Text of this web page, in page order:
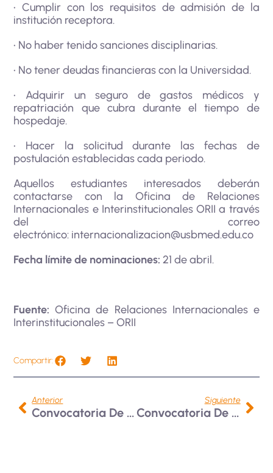
• Cumplir con los requisitos de admisión de la
institución receptora.
• No haber tenido sanciones disciplinarias.
• No tener deudas financieras con la Universidad.
• Adquirir un seguro de gastos médicos y
repatriación que cubra durante el tiempo de
hospedaje.
• Hacer la solicitud durante las fechas de
postulación establecidas cada periodo.
Aquellos estudiantes interesados deberán
contactarse con la Oficina de Relaciones
Internacionales e Interinstitucionales ORII a través
del correo
electrónico: internacionalizacion@usbmed.edu.co
Fecha límite de nominaciones: 21 de abril.
Fuente: Oficina de Relaciones Internacionales e
Interinstitucionales – ORII
Compartir:
Anterior
Convocatoria De Intercambio En La Universidad Santo Tomás De Chile
Siguiente
Convocatoria De Movilidad En La Pontificia Universidad Católica De Río Grande Del Sur- Brasil